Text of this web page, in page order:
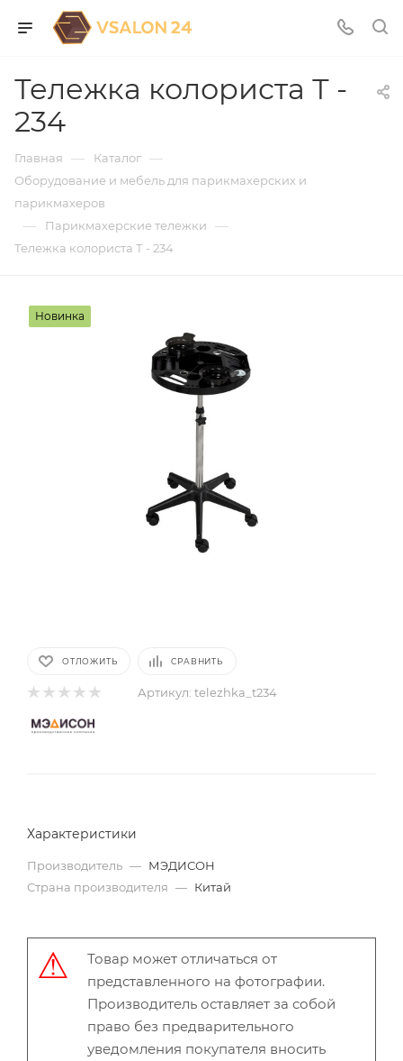
Тележка колориста Т -
234
Главная — Каталог —
Оборудование и мебель для парикмахерских и
парикмахеров
— Парикмахерские тележки —
Тележка колориста Т - 234
Новинка
ОТЛОЖИТЬ СРАВНИТЬ
Артикул: telezhka_t234
Характеристики
Производитель — МЭДИСОН
Страна производителя — Китай
Товар может отличаться от
представленного на фотографии.
Производитель оставляет за собой
право без предварительного
уведомления покупателя вносить